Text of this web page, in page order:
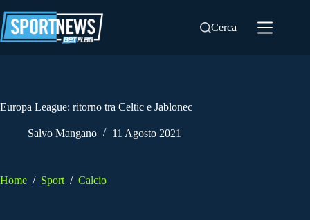
al
contenuto
Cerca
Europa League: ritorno tra Celtic e Jablonec
Salvo Mangano 11 Agosto 2021
Home / Sport / Calcio